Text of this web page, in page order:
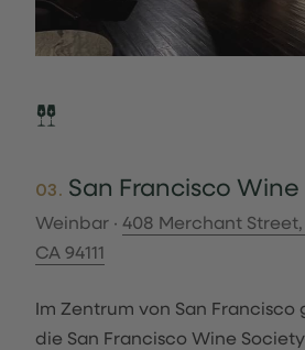
03. San Francisco
Weinbar · 408 Merchant
CA 94111
Im Zentrum von San
die San Francisco Wine